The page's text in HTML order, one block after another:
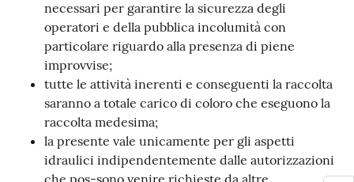
necessari per garantire la sicurezza degli
operatori e della pubblica incolumità con
particolare riguardo alla presenza di piene
improvvise;
tutte le attività inerenti e conseguenti la raccolta
saranno a totale carico di coloro che eseguono la
raccolta medesima;
la presente vale unicamente per gli aspetti
idraulici indipendentemente dalle autorizzazioni